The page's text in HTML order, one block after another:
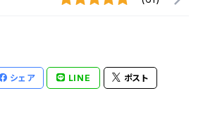
シェア LINE ポスト